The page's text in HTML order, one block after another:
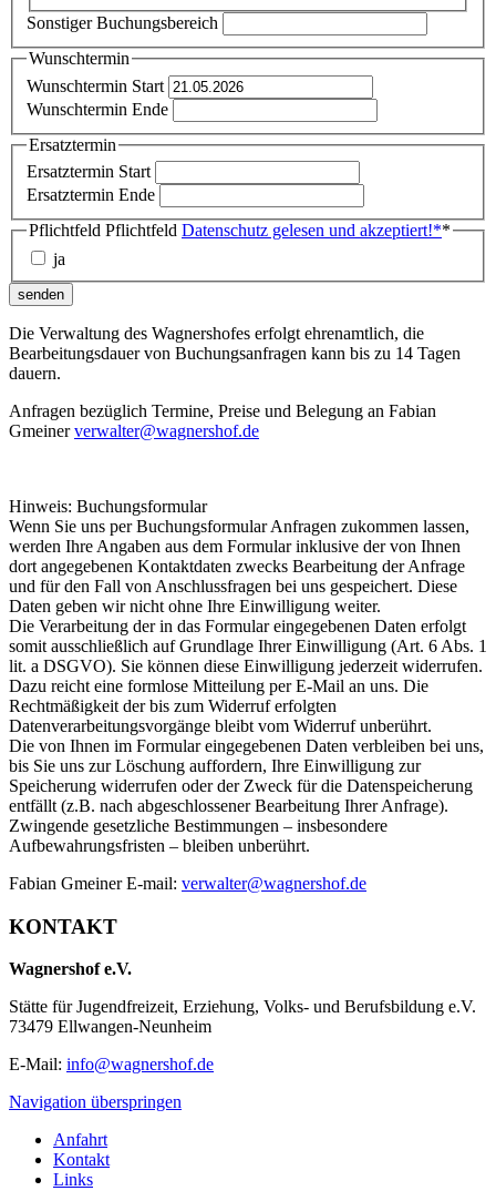
Sonstiger Buchungsbereich
Wunschtermin
Wunschtermin Start
Wunschtermin Ende
Ersatztermin
Ersatztermin Start
Ersatztermin Ende
Pflichtfeld Pflichtfeld Datenschutz gelesen und akzeptiert!**
ja
senden
Die Verwaltung des Wagnershofes erfolgt ehrenamtlich, die
Bearbeitungsdauer von Buchungsanfragen kann bis zu 14 Tagen
dauern.
Anfragen bezüglich Termine, Preise und Belegung an Fabian
Gmeinerverwalter@wagnershof.de
Hinweis: Buchungsformular
Wenn Sie uns per Buchungsformular Anfragen zukommen lassen,
werden Ihre Angaben aus dem Formular inklusive der von Ihnen
dort angegebenen Kontaktdaten zwecks Bearbeitung der Anfrage
und für den Fall von Anschlussfragen bei uns gespeichert. Diese
Daten geben wir nicht ohne Ihre Einwilligung weiter.
Die Verarbeitung der in das Formular eingegebenen Daten erfolgt
somit ausschließlich auf Grundlage Ihrer Einwilligung (Art. 6 Abs. 1
lit. a DSGVO). Sie können diese Einwilligung jederzeit widerrufen.
Dazu reicht eine formlose Mitteilung per E-Mail an uns. Die
Rechtmäßigkeit der bis zum Widerruf erfolgten
Datenverarbeitungsvorgänge bleibt vom Widerruf unberührt.
Die von Ihnen im Formular eingegebenen Daten verbleiben bei uns,
bis Sie uns zur Löschung auffordern, Ihre Einwilligung zur
Speicherung widerrufen oder der Zweck für die Datenspeicherung
entfällt (z.B. nach abgeschlossener Bearbeitung Ihrer Anfrage).
Zwingende gesetzliche Bestimmungen – insbesondere
Aufbewahrungsfristen – bleiben unberührt.
Fabian Gmeiner E-mail: verwalter@wagnershof.de
KONTAKT
Wagnershof e.V.
Stätte für Jugendfreizeit, Erziehung, Volks- und Berufsbildung e.V.
73479 Ellwangen-Neunheim
E-Mail: info@wagnershof.de
Navigation überspringen
Anfahrt
Kontakt
Links